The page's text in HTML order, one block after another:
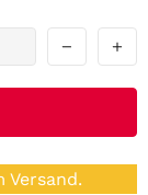
Versand.